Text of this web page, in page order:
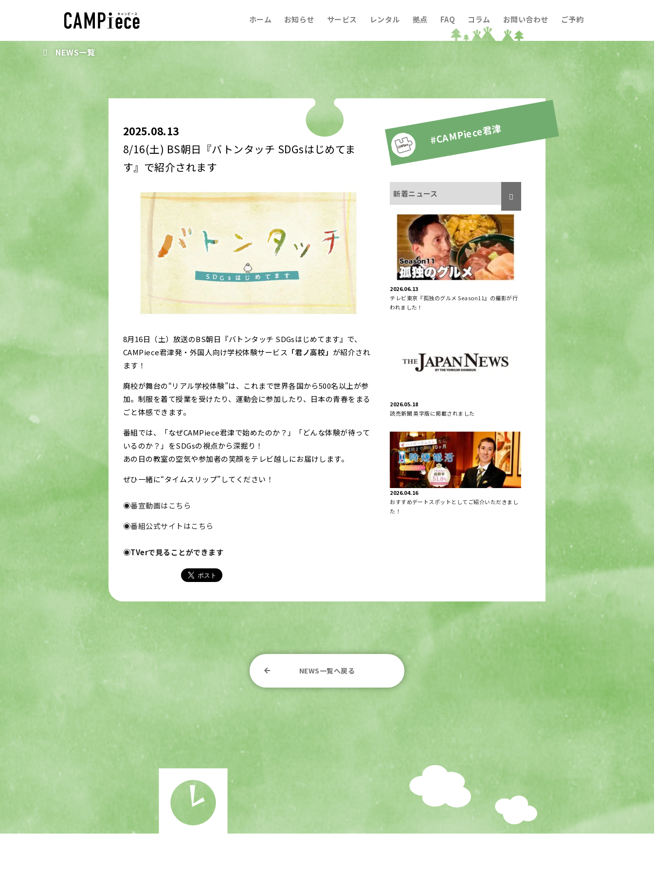
ホーム お知らせ サービス レンタル 拠点 FAQ コラム お問い合わせ ご予約
NEWS一覧
#CAMPiece君津
2025.08.13
8/16(土) BS朝日『バトンタッチ SDGsはじめてま
す』で紹介されます
8月16日（土）放送のBS朝日『バトンタッチ SDGsはじめてます』で、
CAMPiece君津発・外国人向け学校体験サービス 「君ノ高校」 が紹介され
ます！
廃校が舞台の“リアル学校体験”は、これまで世界各国から500名以上が参
加。制服を着て授業を受けたり、運動会に参加したり、日本の青春をまる
ごと体感できます。
番組では、「なぜCAMPiece君津で始めたのか？」「どんな体験が待って
いるのか？」をSDGsの視点から深掘り！
あの日の教室の空気や参加者の笑顔をテレビ越しにお届けします。
ぜひ一緒に“タイムスリップ”してください！
◉番宣動画はこちら
◉番組公式サイトはこちら
◉TVerで見ることができます
新着ニュース
2026.06.13
テレビ東京『孤独のグルメ Season11』の撮影が行
われました！
2026.05.18
読売新聞 英字版に掲載されました
2026.04.16
おすすめデートスポットとしてご紹介いただきまし
た！
NEWS一覧へ戻る